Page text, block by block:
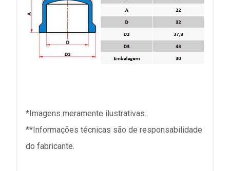
*Imagens meramente ilustrativas.
**Informações técnicas são de responsabilidade
do fabricante.